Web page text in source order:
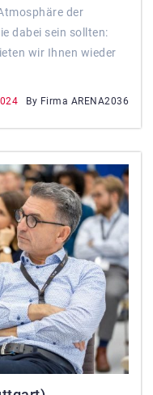
der
dabei sein sollten:
wir Ihnen wieder
By Firma ARENA2036